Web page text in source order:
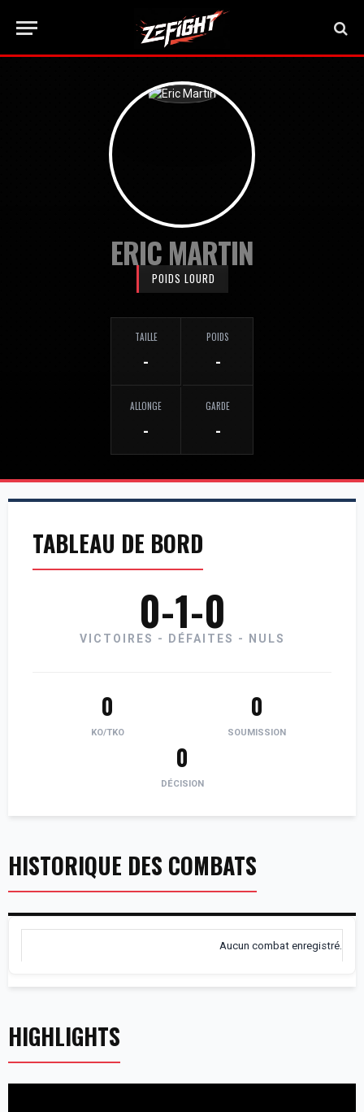
ERIC MARTIN
POIDS LOURD
TAILLE
-
POIDS
-
ALLONGE
-
GARDE
-
TABLEAU DE BORD
0-1-0
VICTOIRES - DÉFAITES - NULS
0
KO/TKO
0
SOUMISSION
0
DÉCISION
HISTORIQUE DES COMBATS
Aucun combat enregistré.
HIGHLIGHTS